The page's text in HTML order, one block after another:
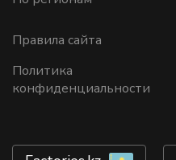
Правила сайта
Политика
конфиденциальности